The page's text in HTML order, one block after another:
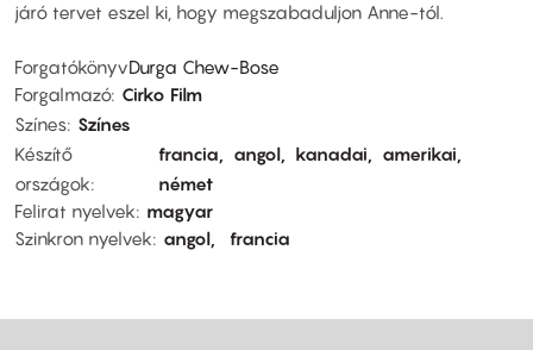
járó tervet eszel ki, hogy megszabaduljon Anne-tól.
ForgatókönyvDurga Chew-Bose
Forgalmazó Cirko Film
Színes Színes
Készítő
országok
francia angol kanadai
amerikai
német
Felirat nyelvek
magyar
Szinkron nyelvek
angol francia